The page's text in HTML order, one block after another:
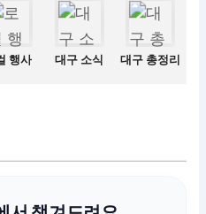
행사 대구 소식 대구 총정리